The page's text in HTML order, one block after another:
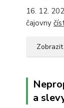
16. 12.
čajovny
a